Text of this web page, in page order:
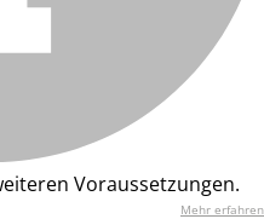
Voraussetzungen.
Mehr erfahren